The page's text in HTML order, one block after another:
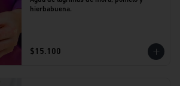
hierbabuena.
$15.100